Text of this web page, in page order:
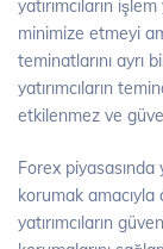
yatırımcıların
minimize etmeyi
teminatlarını ayrı
yatırımcıların
etkilenmez ve
Forex piyasasında
korumak
yatırımcıların